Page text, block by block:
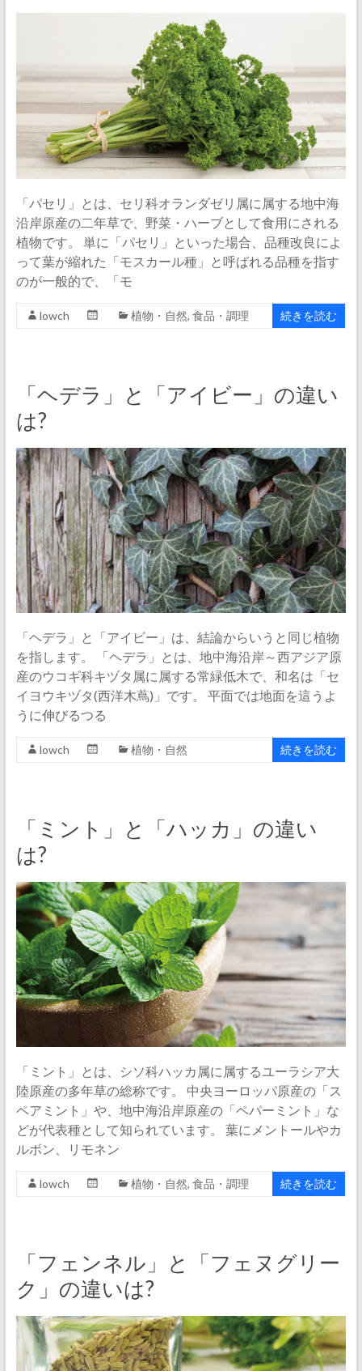
「パセリ」とは、セリ科オランダゼリ属に属する地中海
沿岸原産の二年草で、野菜・ハーブとして食用にされる
植物です。 単に「パセリ」といった場合、品種改良によ
って葉が縮れた「モスカール種」と呼ばれる品種を指す
のが一般的で、「モ
lowch 植物・自然, 食品・調理 続きを読む
「ヘデラ」と「アイビー」の違い
は?
「ヘデラ」と「アイビー」は、結論からいうと同じ植物
を指します。 「ヘデラ」とは、地中海沿岸～西アジア原
産のウコギ科キヅタ属に属する常緑低木で、和名は「セ
イヨウキヅタ(西洋木蔦)」です。 平面では地面を這うよ
うに伸びるつる
lowch 植物・自然 続きを読む
「ミント」と「ハッカ」の違い
は?
「ミント」とは、シソ科ハッカ属に属するユーラシア大
陸原産の多年草の総称です。 中央ヨーロッパ原産の「ス
ペアミント」や、地中海沿岸原産の「ペパーミント」な
どが代表種として知られています。 葉にメントールやカ
ルボン、リモネン
lowch 植物・自然, 食品・調理 続きを読む
「フェンネル」と「フェヌグリー
ク」の違いは?